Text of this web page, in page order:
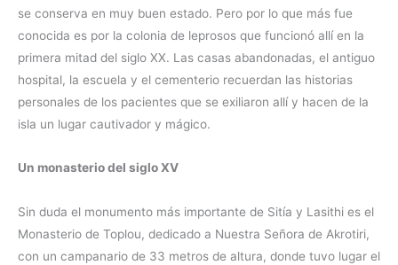
se conserva en muy buen estado. Pero por lo que más fue
conocida es por la colonia de leprosos que funcionó allí en la
primera mitad del siglo XX. Las casas abandonadas, el antiguo
hospital, la escuela y el cementerio recuerdan las historias
personales de los pacientes que se exiliaron allí y hacen de la
isla un lugar cautivador y mágico.
Un monasterio del siglo XV
Sin duda el monumento más importante de Sitía y Lasithi es el
Monasterio de Toplou, dedicado a Nuestra Señora de Akrotiri,
con un campanario de 33 metros de altura, donde tuvo lugar el